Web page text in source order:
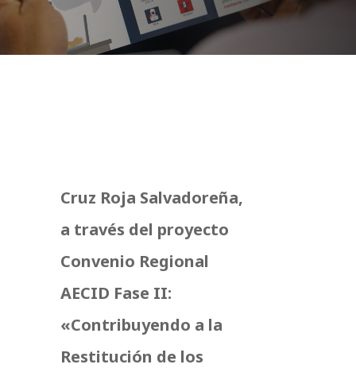
Cruz Roja Salvadoreña,
a través del proyecto
Convenio Regional
AECID Fase II:
«Contribuyendo a la
Restitución de los